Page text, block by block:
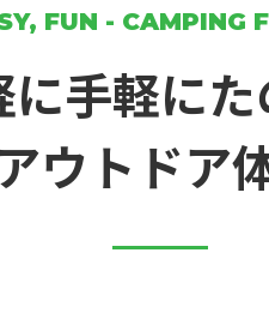
に手軽に
ウトドア